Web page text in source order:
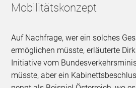
Mobilitätskonzept
Auf Nachfrage, wer ein solches
ermöglichen müsste, erläuterte
Initiative vom
müsste, aber ein